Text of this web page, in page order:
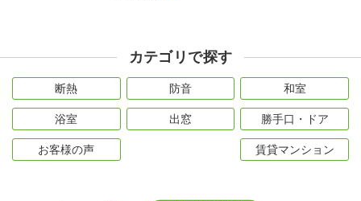
カテゴリで探す
断熱 防音 和室
浴室 出窓 勝手口・ドア
お客様の声 賃貸マンション